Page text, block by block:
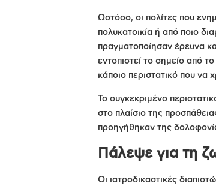
Ωστόσο, οι πολίτες που
πολυκατοικία ή από ποιο
πραγματοποίησαν έρευνα
εντοπιστεί το σημείο από
κάποιο περιστατικό που να
Το συγκεκριμένο
στο πλαίσιο της
προηγήθηκαν της
Πάλεψε για τη
Οι ιατροδικαστικές